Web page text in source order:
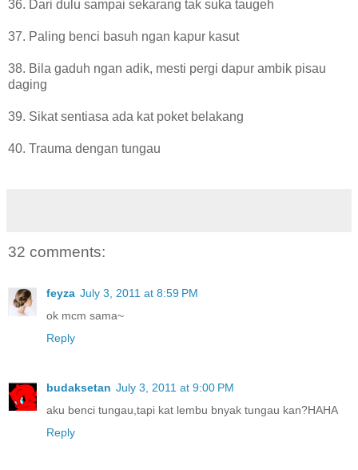
36. Dari dulu sampai sekarang tak suka taugeh
37. Paling benci basuh ngan kapur kasut
38. Bila gaduh ngan adik, mesti pergi dapur ambik pisau
daging
39. Sikat sentiasa ada kat poket belakang
40. Trauma dengan tungau
32 comments:
feyza July 3, 2011 at 8:59 PM
ok mcm sama~
Reply
budaksetan July 3, 2011 at 9:00 PM
aku benci tungau,tapi kat lembu bnyak tungau kan?HAHA
Reply